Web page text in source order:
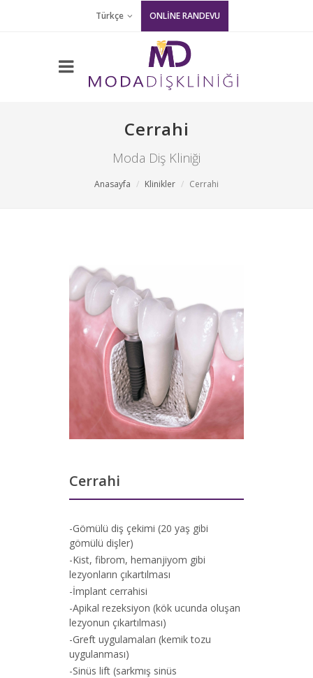
Türkçe ONLİNE RANDEVU
Cerrahi
Moda Diş Kliniği
Anasayfa Klinikler Cerrahi
Cerrahi
-Gömülü diş çekimi (20 yaş gibi
gömülü dişler)
-Kist, fibrom, hemanjiyom gibi
lezyonların çıkartılması
-İmplant cerrahisi
-Apikal rezeksiyon (kök ucunda oluşan
lezyonun çıkartılması)
-Greft uygulamaları (kemik tozu
uygulanması)
-Sinüs lift (sarkmış sinüs